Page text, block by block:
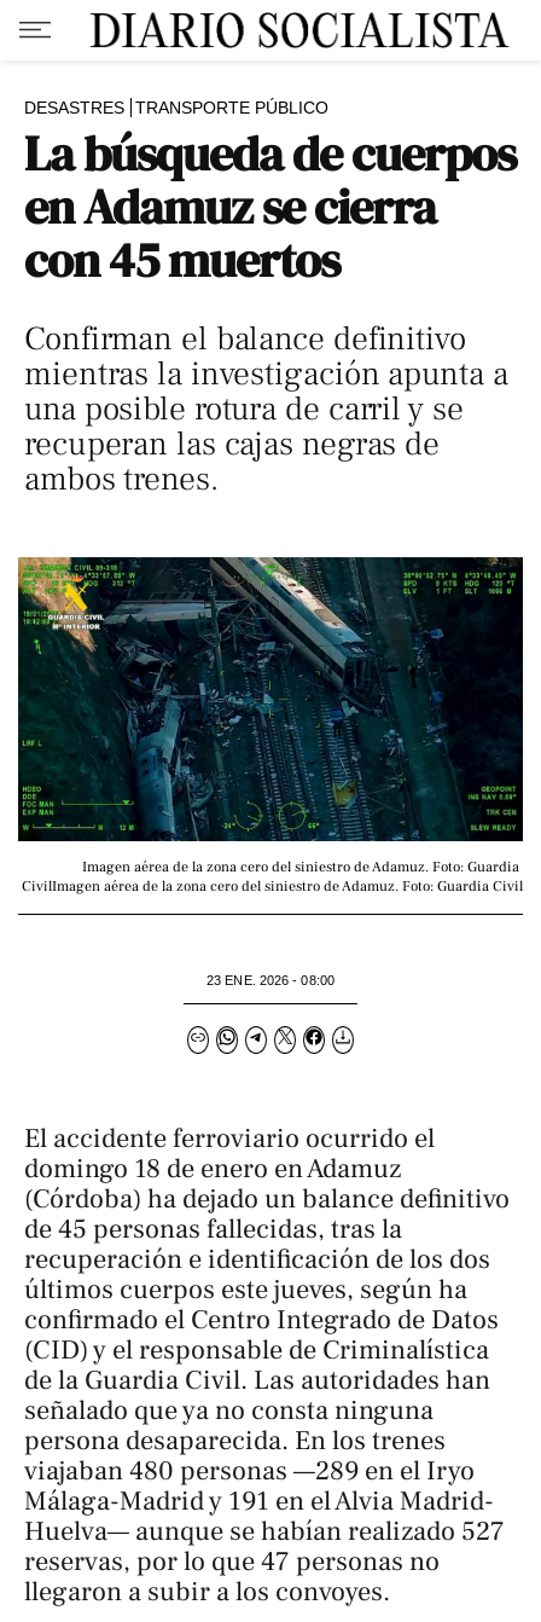
DESASTRES TRANSPORTE PÚBLICO
La búsqueda de cuerpos
en Adamuz se cierra
con 45 muertos
Confirman el balance definitivo
mientras la investigación apunta a
una posible rotura de carril y se
recuperan las cajas negras de
ambos trenes.
Imagen aérea de la zona cero del siniestro de Adamuz. Foto: Guardia
CivilImagen aérea de la zona cero del siniestro de Adamuz. Foto: Guardia Civil
23 ENE. 2026 - 08:00
El accidente ferroviario ocurrido el
domingo 18 de enero en Adamuz
(Córdoba) ha dejado un balance definitivo
de 45 personas fallecidas, tras la
recuperación e identificación de los dos
últimos cuerpos este jueves, según ha
confirmado el Centro Integrado de Datos
(CID) y el responsable de Criminalística
de la Guardia Civil. Las autoridades han
señalado que ya no consta ninguna
persona desaparecida. En los trenes
viajaban 480 personas —289 en el Iryo
Málaga-Madrid y 191 en el Alvia Madrid-
Huelva— aunque se habían realizado 527
reservas, por lo que 47 personas no
llegaron a subir a los convoyes.